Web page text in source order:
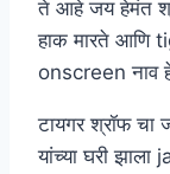
ते आहे जय हेमंत
हाक मारते आणि
onscreen नाव
टायगर श्रॉफ चा
यांच्या घरी